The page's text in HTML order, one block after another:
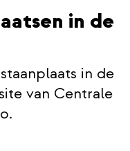
in de
in de
van Centrale